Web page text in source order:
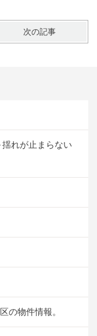
次の記事
れが止まらない
の物件情報。